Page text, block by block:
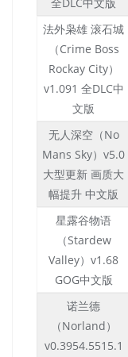
法外枭雄 滚石城
（Crime Boss
Rockay City）
v1.091 全DLC中
文版
无人深空（No
Mans Sky）v5.0
大型更新 画质大
幅提升 中文版
星露谷物语
（Stardew
Valley）v1.68
GOG中文版
诺兰德
（Norland）
v0.3954.5515.1